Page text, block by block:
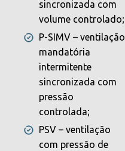
sincronizada com
volume controlado;
P-SIMV – ventilação
mandatória
intermitente
sincronizada com
pressão
controlada;
PSV – ventilação
com pressão de